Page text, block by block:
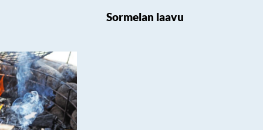
Sormelan laavu